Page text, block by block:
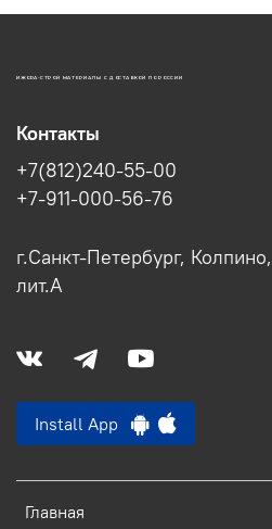
ИЖОРА-СТРОЙ МАТЕРИАЛЫ С ДОСТАВКОЙ ПО РОССИИ
Главная
Контакты
+7(812)240-55-00
+7-911-000-56-76
г.Санкт-Петербург,
лит.А
Install App